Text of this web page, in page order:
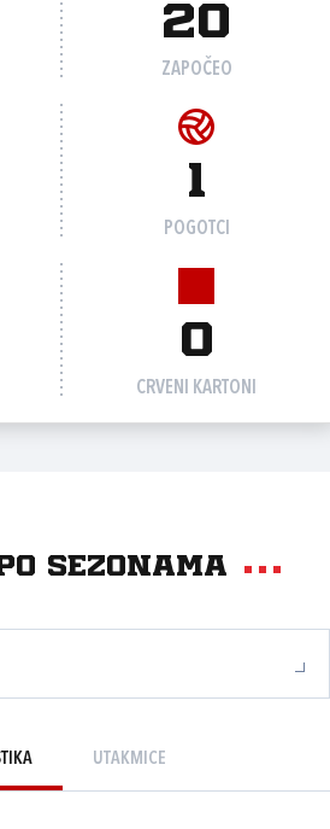
20
ZAPOČEO
1
POGOTCI
0
CRVENI KARTONI
sezonama
UTAKMICE